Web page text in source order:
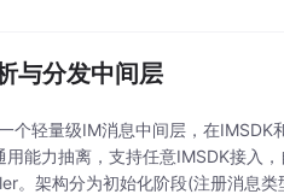
与分发中间层
个轻量级IM消息中间层，在
用能力抽离，支持任意IMSDK接入
。架构分为初始化阶段(注册消息